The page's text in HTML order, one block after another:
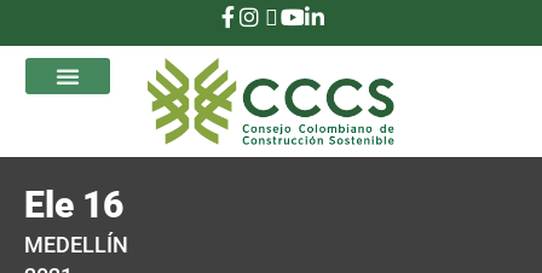
Ele 16
MEDELLÍN